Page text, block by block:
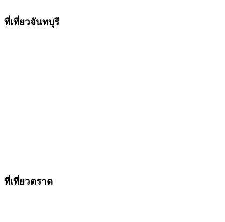
ที่เที่ยวจันทบุรี
ที่เที่ยวตราด